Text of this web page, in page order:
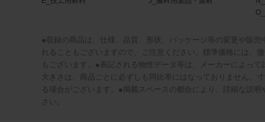
●収録の商品は、仕様、品質、形状、パッケージ等の変更や販
れることもございますので、ご注意ください。標準価格には、
もございます。●表記される物性データ等は、メーカーによっ
大きさは、商品ごとに必ずしも同比率にはなっておりません。
る場合がございます。●掲載スペースの都合により、詳細な説
さい。